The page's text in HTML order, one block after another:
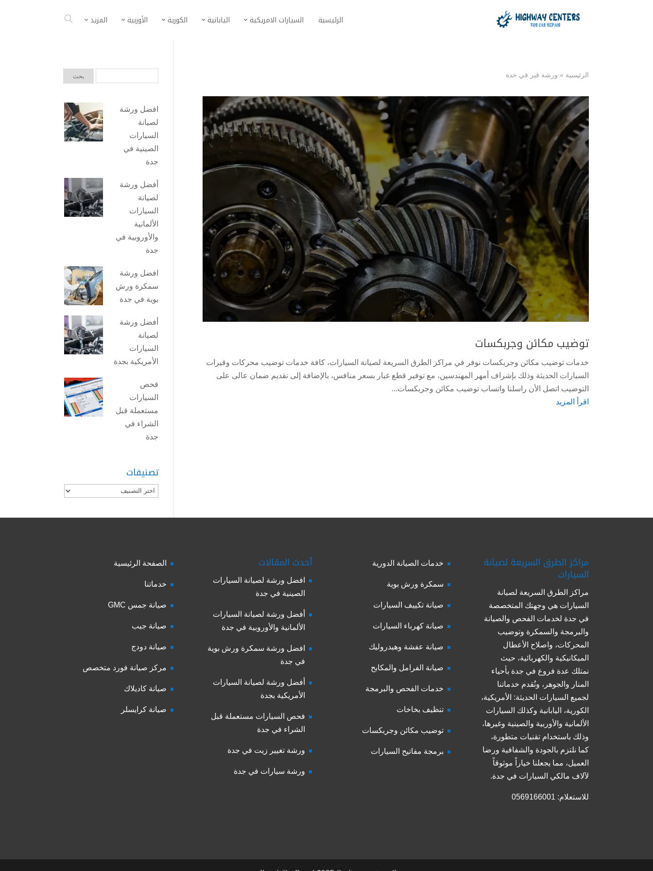
الرئيسية السيارات الامريكية اليابانية الكورية الأوربية المزيد
الرئيسية » ورشة قير في حدة
توضيب مكائن وجربكسات
خدمات توضيب مكائن وجربكسات نوفر في مراكز الطرق السريعة لصيانة السيارات، كافة خدمات توضيب محركات وقيرات
السيارات الحديثة وذلك بإشراف أمهر المهندسين، مع توفير قطع غيار بسعر منافس، بالإضافة إلى تقديم ضمان عالى على
التوضيب اتصل الأن راسلنا واتساب توضيب مكائن وجربكسات...
اقرأ المزيد
افضل ورشة
لصيانة
السيارات
الصينية في
جدة
أفضل ورشة
لصيانة
السيارات
الألمانية
والأوروبية في
جدة
افضل ورشة
سمكرة ورش
بوية في جدة
أفضل ورشة
لصيانة
السيارات
الأمريكية بجدة
فحص
السيارات
مستعملة قبل
الشراء في
جدة
تصنيفات
تصنيفات
مراكز الطرق السريعة لصيانة
السيارات
مراكز الطرق السريعة لصيانة
السيارات هي وجهتك المتخصصة
في جدة لخدمات الفحص والصيانة
والبرمجة والسمكرة وتوضيب
المحركات، واصلاح الأعطال
الميكانيكية والكهربائية، حيث
نمتلك عدة فروع في جدة بأحياء
المنار والجوهر، ونُقدم خدماتنا
لجميع السيارات الحديثة: الأمريكية،
الكورية، اليابانية وكذلك السيارات
الألمانية والأوربية والصينية وغيرها،
وذلك باستخدام تقنيات متطورة،
كما نلتزم بالجودة والشفافية ورضا
العميل، مما يجعلنا خياراً موثوقاً
لآلاف مالكي السيارات في جدة.
للاستعلام: 0569166001
خدمات الصيانة الدورية
سمكرة ورش بوية
صيانة تكييف السيارات
صيانة كهرباء السيارات
صيانة عفشة وهيدروليك
صيانة الفرامل والمكابح
خدمات الفحص والبرمجة
تنظيف بخاخات
توضيب مكائن وجربكسات
برمجة مفاتيح السيارات
أحدث المقالات
افضل ورشة لصيانة السيارات
الصينية في جدة
أفضل ورشة لصيانة السيارات
الألمانية والأوروبية في جدة
افضل ورشة سمكرة ورش بوية
في جدة
أفضل ورشة لصيانة السيارات
الأمريكية بجدة
فحص السيارات مستعملة قبل
الشراء في جدة
ورشة تغيير زيت في جدة
ورشة سيارات في جدة
الصفحة الرئيسية
خدماتنا
صيانة جمس GMC
صيانة جيب
صيانة دودج
مركز صيانة فورد متخصص
صيانة كاديلاك
صيانة كرايسلر